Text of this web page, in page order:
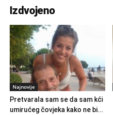
Izdvojeno
Najnovije
Pretvarala sam se da sam kći
umirućeg čovjeka kako ne bi...